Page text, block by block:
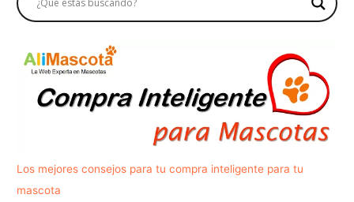
Los mejores consejos para tu compra inteligente para tu
mascota